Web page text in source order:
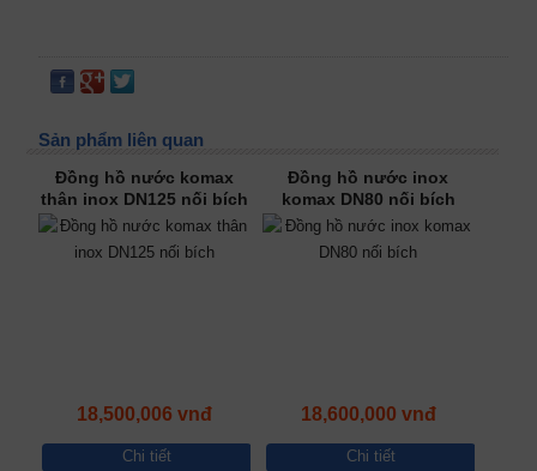
Sản phẩm liên quan
Đồng hồ nước komax
thân inox DN125 nối bích
18,500,006 vnđ
Chi tiết
Đồng hồ nước inox
komax DN80 nối bích
18,600,000 vnđ
Chi tiết